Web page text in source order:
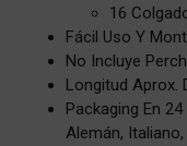
16
Fácil Uso Y
No Incluye
Longitud Aprox.
Packaging En
Alemán,